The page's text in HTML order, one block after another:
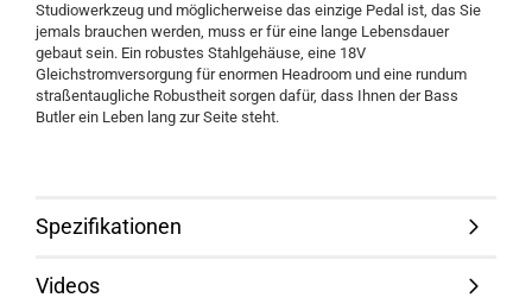
Studiowerkzeug und möglicherweise das einzige Pedal ist, das Sie
jemals brauchen werden, muss er für eine lange Lebensdauer
gebaut sein. Ein robustes Stahlgehäuse, eine 18V
Gleichstromversorgung für enormen Headroom und eine rundum
straßentaugliche Robustheit sorgen dafür, dass Ihnen der Bass
Butler ein Leben lang zur Seite steht.
Spezifikationen
Videos